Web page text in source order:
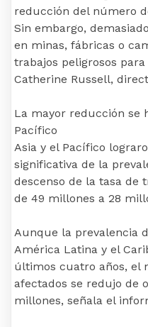
reducción del número
Sin embargo,
en minas, fábricas o
trabajos peligrosos
Catherine Russell,
La mayor reducción se
Pacífico
Asia y el Pacífico
significativa de la
descenso de la tasa de
de 49 millones a 28
Aunque la prevalencia
América Latina y el
últimos cuatro años, el
afectados se redujo de
millones, señala el